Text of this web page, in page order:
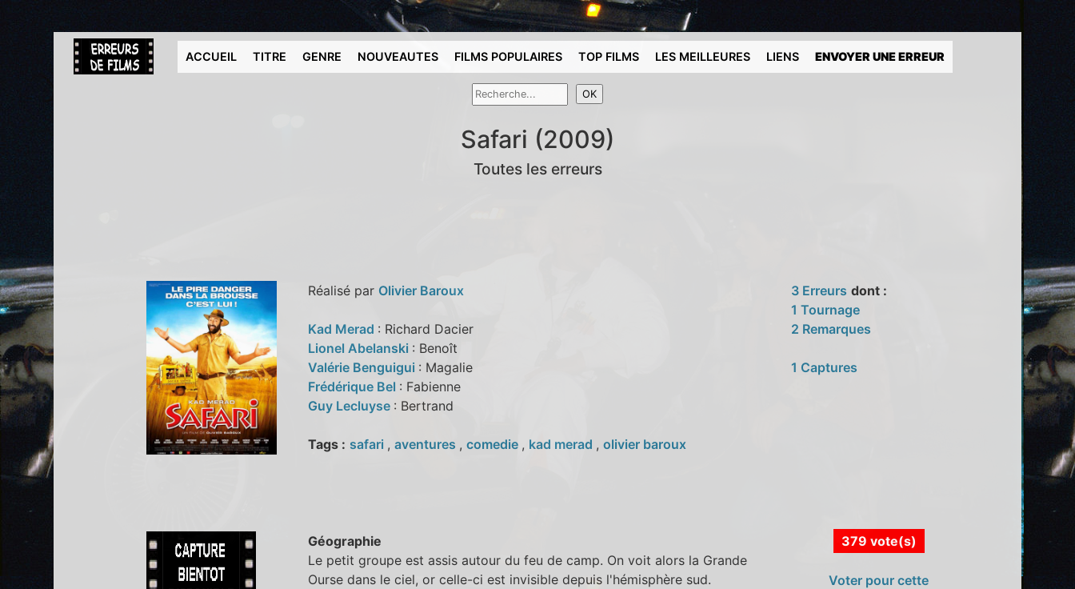
ACCUEIL TITRE GENRE NOUVEAUTES FILMS POPULAIRES TOP FILMS LES MEILLEURES LIENS ENVOYER UNE ERREUR
Safari (2009)
Toutes les erreurs
Réalisé par Olivier Baroux
Kad Merad : Richard Dacier
Lionel Abelanski : Benoît
Valérie Benguigui : Magalie
Frédérique Bel : Fabienne
Guy Lecluyse : Bertrand
Tags : safari , aventures , comedie , kad merad , olivier baroux
3 Erreurs dont :
1 Tournage
2 Remarques
1 Captures
Géographie
Le petit groupe est assis autour du feu de camp. On voit alors la Grande
Ourse dans le ciel, or celle-ci est invisible depuis l'hémisphère sud.
379 vote(s)
Voter pour cette